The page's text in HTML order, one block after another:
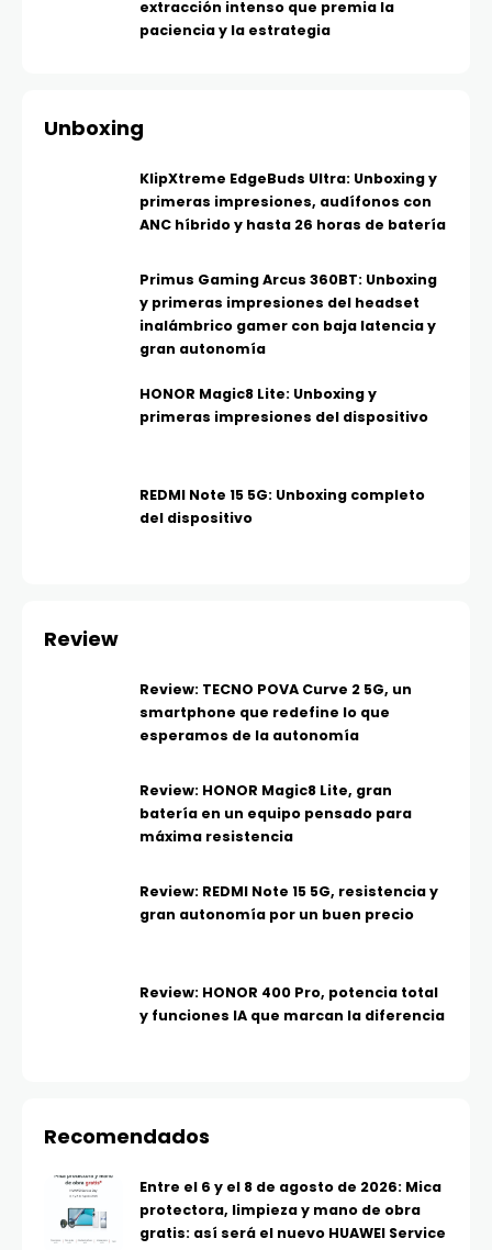
extracción intenso que premia la
paciencia y la estrategia
Unboxing
KlipXtreme EdgeBuds Ultra: Unboxing y
primeras impresiones, audífonos con
ANC híbrido y hasta 26 horas de batería
Primus Gaming Arcus 360BT: Unboxing
y primeras impresiones del headset
inalámbrico gamer con baja latencia y
gran autonomía
HONOR Magic8 Lite: Unboxing y
primeras impresiones del dispositivo
REDMI Note 15 5G: Unboxing completo
del dispositivo
Review
Review: TECNO POVA Curve 2 5G, un
smartphone que redefine lo que
esperamos de la autonomía
Review: HONOR Magic8 Lite, gran
batería en un equipo pensado para
máxima resistencia
Review: REDMI Note 15 5G, resistencia y
gran autonomía por un buen precio
Review: HONOR 400 Pro, potencia total
y funciones IA que marcan la diferencia
Recomendados
Entre el 6 y el 8 de agosto de 2026: Mica
protectora, limpieza y mano de obra
gratis: así será el nuevo HUAWEI Service